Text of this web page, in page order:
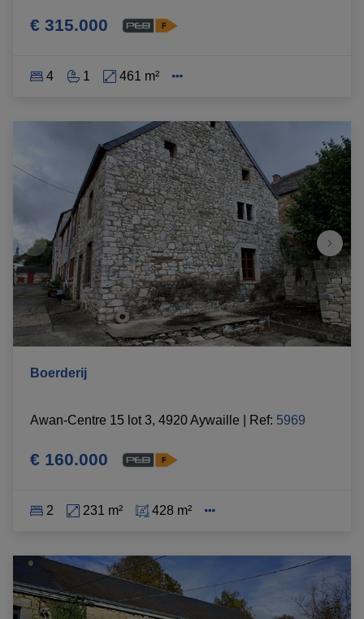
€ 315.000
4 1 461 m²
Boerderij
Awan-Centre 15 lot 3, 4920 Aywaille Ref: 5969
€ 160.000
2 231 m² 428 m²